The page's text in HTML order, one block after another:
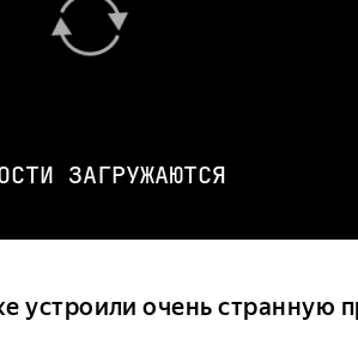
ЗАГРУЖАЮТСЯ
устроили очень странную